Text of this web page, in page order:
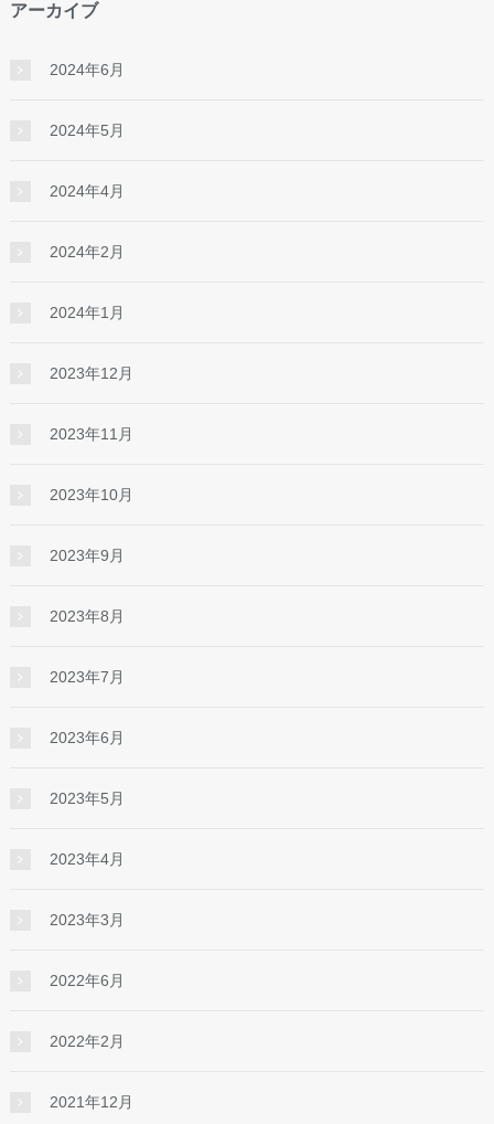
アーカイブ
2024年6月
2024年5月
2024年4月
2024年2月
2024年1月
2023年12月
2023年11月
2023年10月
2023年9月
2023年8月
2023年7月
2023年6月
2023年5月
2023年4月
2023年3月
2022年6月
2022年2月
2021年12月